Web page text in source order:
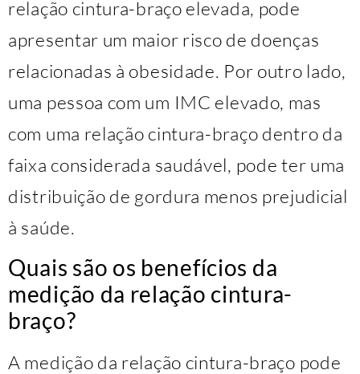
relação cintura-braço elevada, pode
apresentar um maior risco de doenças
relacionadas à obesidade. Por outro lado,
uma pessoa com um IMC elevado, mas
com uma relação cintura-braço dentro da
faixa considerada saudável, pode ter uma
distribuição de gordura menos prejudicial
à saúde.
Quais são os benefícios da
medição da relação cintura-
braço?
A medição da relação cintura-braço pode